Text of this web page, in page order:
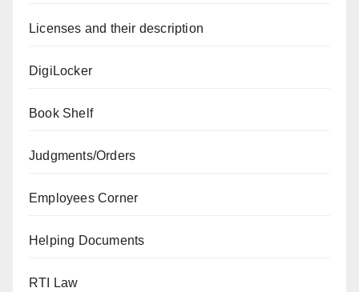
Licenses and their description
DigiLocker
Book Shelf
Judgments/Orders
Employees Corner
Helping Documents
RTI Law